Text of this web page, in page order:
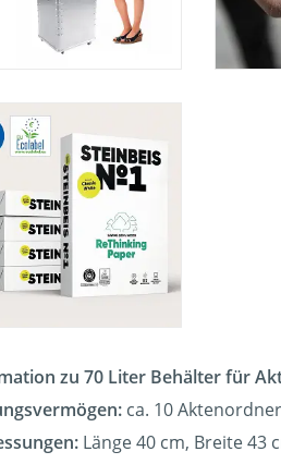
zu 70 Liter Behälter für
ca. 10
Länge 40 cm, Breite 43